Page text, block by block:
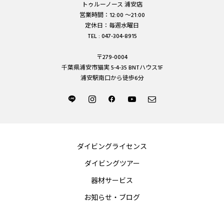
トゥルーノース 浦安店
営業時間：12:00 ～21:00
定休日：毎週水曜日
TEL : 047-304-8915
〒279-0004
千葉県浦安市猫実 5-4-35 BNTハウス1F
浦安駅南口から徒歩6分
ダイビングライセンス
ダイビングツアー
器材サービス
お知らせ・ブログ